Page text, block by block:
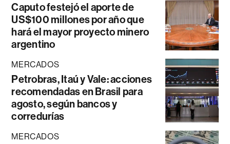
Caputo festejó el aporte de
US$100 millones por año que
hará el mayor proyecto minero
argentino
MERCADOS
Petrobras, Itaú y Vale: acciones
recomendadas en Brasil para
agosto, según bancos y
corredurías
MERCADOS